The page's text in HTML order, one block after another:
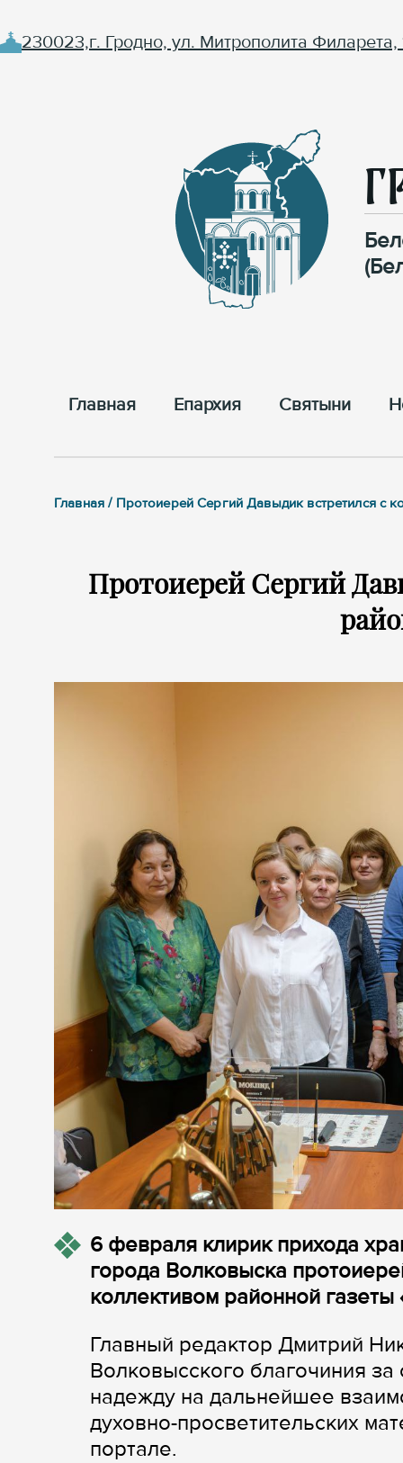
230023,г. Гродно, ул. Митрополита Филарета,
Главная Епархия Cвятыни
Главная / Протоиерей Сергий Давыдик встретился с
Протоиерей Сергий
6 февраля клирик прихода
города Волковыска
коллективом районной
Главный редактор Дмитрий
Волковысского благочиния
надежду на дальнейшее
духовно-просветительских
портале.